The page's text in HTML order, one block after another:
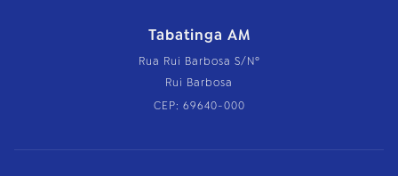
Tabatinga AM
Rua Rui Barbosa S/Nº
Rui Barbosa
CEP: 69640-000